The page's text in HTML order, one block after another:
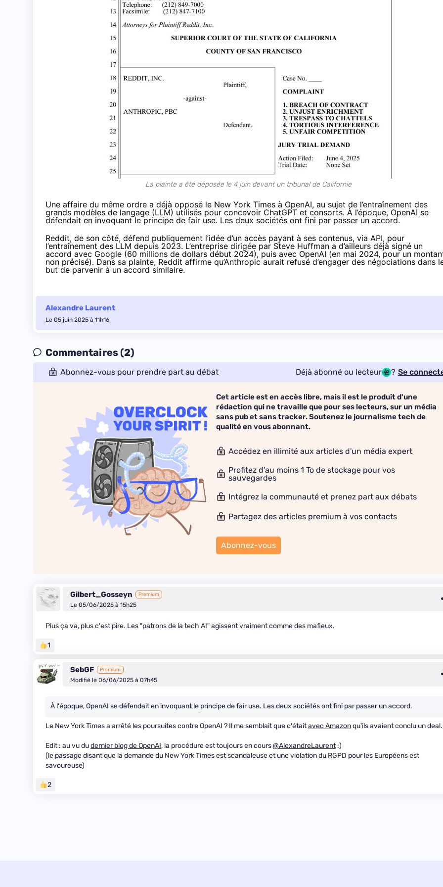
La plainte a été déposée le 4 juin devant un tribunal de Californie
Une affaire du même ordre a déjà opposé le New York Times à OpenAI, au sujet de l’entraînement des
grands modèles de langage (LLM) utilisés pour concevoir ChatGPT et consorts. À l’époque, OpenAI se
défendait en invoquant le principe de fair use. Les deux sociétés ont fini par passer un accord.
Reddit, de son côté, défend publiquement l’idée d’un accès payant à ses contenus, via API, pour
l’entraînement des LLM depuis 2023. L’entreprise dirigée par Steve Huffman a d’ailleurs déjà signé un
accord avec Google (60 millions de dollars début 2024), puis avec OpenAI (en mai 2024, pour un
non précisé). Dans sa plainte, Reddit affirme qu’Anthropic aurait refusé d’engager des négociations dans
but de parvenir à un accord similaire.
Alexandre Laurent
Le 05 juin 2025 à 11h16
Commentaires (2)
Abonnez-vous pour prendre part au débat Déjà abonné ou lecteur ? Se
Cet article est en accès libre, mais il est le produit d'une
rédaction qui ne travaille que pour ses lecteurs, sur un média
sans pub et sans tracker. Soutenez le journalisme tech de
qualité en vous abonnant.
Accédez en illimité aux articles d'un média expert
Profitez d'au moins 1 To de stockage pour vos
sauvegardes
Intégrez la communauté et prenez part aux débats
Partagez des articles premium à vos contacts
Abonnez-vous
Gilbert_Gosseyn Premium
Le 05/06/2025 à 15h25
Plus ça va, plus c'est pire. Les "patrons de la tech AI" agissent vraiment comme des mafieux.
1
SebGF Premium
Modifié le 06/06/2025 à 07h45
À l'époque, OpenAI se défendait en invoquant le principe de fair use. Les deux sociétés ont fini par passer un accord.
Le New York Times a arrêté les poursuites contre OpenAI ? Il me semblait que c'étaitavec Amazonqu'ils avaient conclu un deal.
Edit : au vu dudernier blog de OpenAI, la procédure est toujours en cours@AlexandreLaurent:)
(le passage disant que la demande du New York Times est scandaleuse et une violation du RGPD pour les Européens est
savoureuse)
2